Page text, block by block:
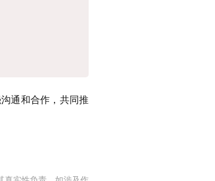
通和合作，共同推